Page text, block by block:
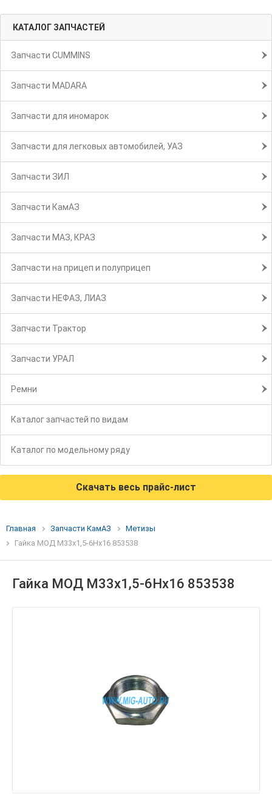
КАТАЛОГ ЗАПЧАСТЕЙ
Запчасти CUMMINS
Запчасти MADARA
Запчасти для иномарок
Запчасти для легковых автомобилей, УАЗ
Запчасти ЗИЛ
Запчасти КамАЗ
Запчасти МАЗ, КРАЗ
Запчасти на прицеп и полуприцеп
Запчасти НЕФАЗ, ЛИАЗ
Запчасти Трактор
Запчасти УРАЛ
Ремни
Каталог запчастей по видам
Каталог по модельному ряду
Скачать весь прайс-лист
Главная Запчасти КамАЗ
Метизы
Гайка МОД М33х1,5-6Нх16 853538
Гайка МОД М33х1,5-6Нх16 853538